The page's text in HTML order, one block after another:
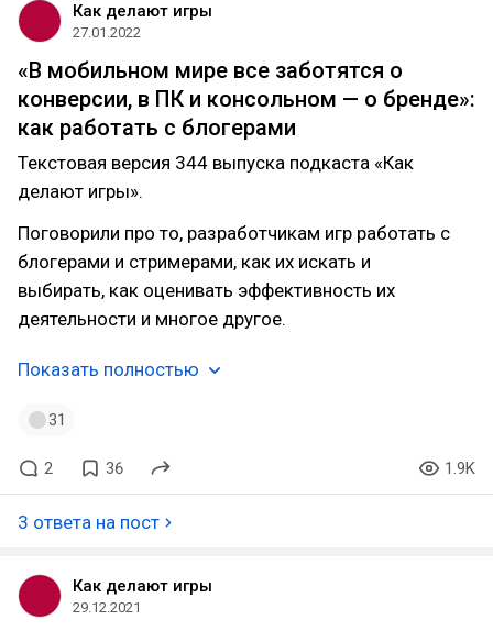
Как делают игры
27.01.2022
«В мобильном мире все заботятся о
конверсии, в ПК и консольном — о бренде»:
как работать с блогерами
Текстовая версия 344 выпуска подкаста «Как
делают игры».
Поговорили про то, разработчикам игр работать с
блогерами и стримерами, как их искать и
выбирать, как оценивать эффективность их
деятельности и многое другое.
Показать полностью
31
2 36 1.9K
3 ответа на пост
Как делают игры
29.12.2021